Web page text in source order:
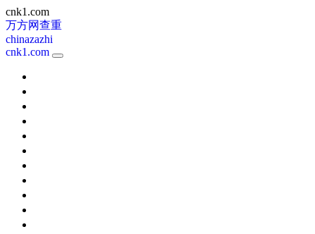
cnk1.com
万方网查重
chinazazhi
cnk1.com